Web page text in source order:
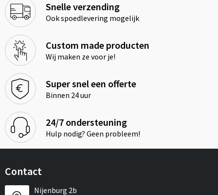
Snelle verzending
Ook spoedlevering mogelijk
Custom made producten
Wij maken ze voor je!
Super snel een offerte
Binnen 24 uur
24/7 ondersteuning
Hulp nodig? Geen probleem!
Contact
Nijenburg 2b